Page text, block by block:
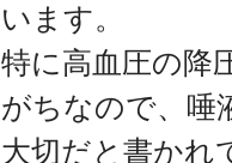
います。
特に高血圧の降
がちなので、唾
大切だと書かれ